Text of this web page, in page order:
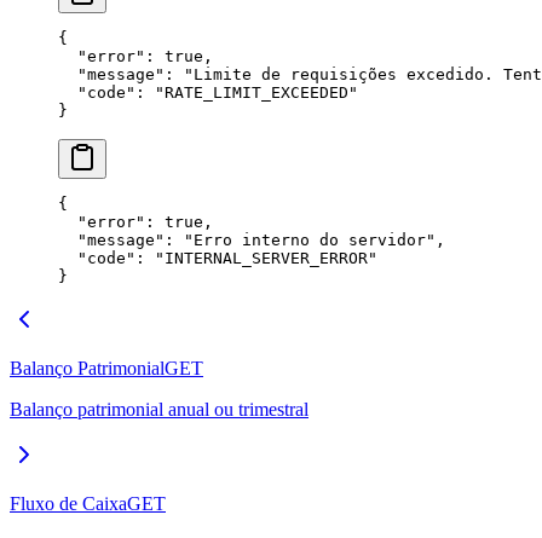
{
  "
error" : true ,
  "
message " : " Limite de requisições excedido.
  "
code " : "RATE_LIMIT_EXCEEDED "
}
{
  "
error" : true ,
  "
message " : " Erro interno do servidor" ,
  "
code " : " INTERNAL_SERVER_ERROR"
}
Balanço PatrimonialGET
Balanço patrimonial anual ou trimestral
Fluxo de CaixaGET